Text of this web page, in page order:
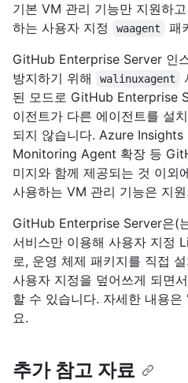
기본 VM 관리 기능만 지원하
하는 사용자 지정
waagent
패
GitHub Enterprise Server 인
방지하기 위해
walinuxagent
된 모드로 GitHub Enterprise
이전트가 다른 에이전트를 설
되지 않습니다. Azure
Monitoring Agent 확장 등
미지와 함께 제공되는 것 이외
사용하는 VM 관리 기능은 지
GitHub Enterprise Server은(
서비스만 이용해 사용자 지정
로, 운영 체제 패키지를 직접
사용자 지정을 덮어쓰게 되면
할 수 있습니다. 자세한 내용은
요.
추가 참고 자료